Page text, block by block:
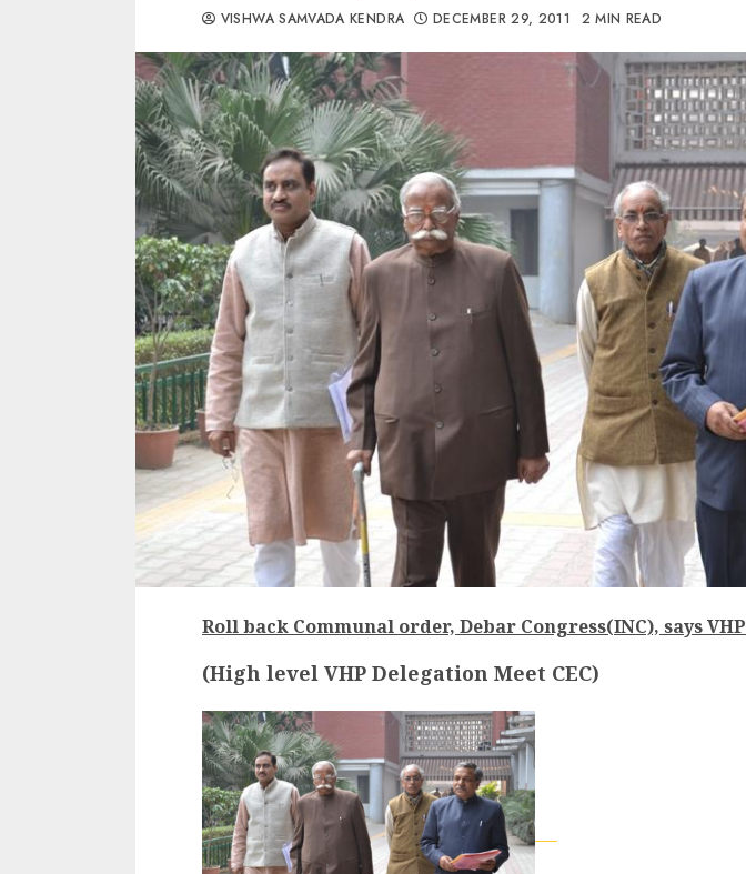
VISHWA SAMVADA KENDRA DECEMBER 29, 2011 2 MIN READ
Roll back Communal order, Debar Congress(INC), says VHP
(High level VHP Delegation Meet CEC)